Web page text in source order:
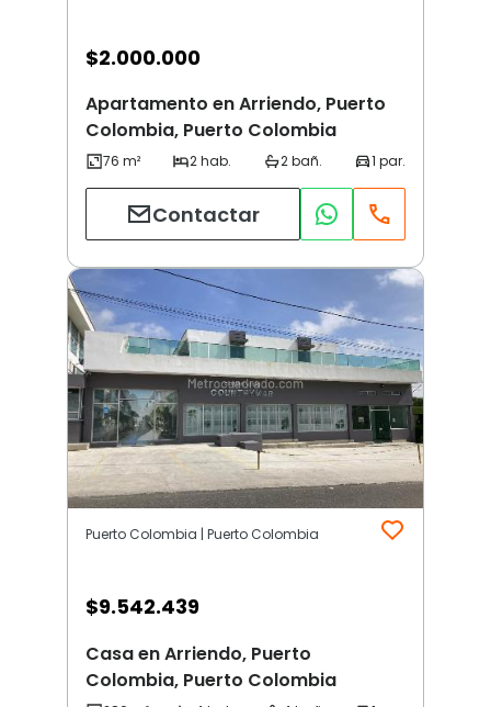
$2.000.000
Apartamento en Arriendo, Puerto
Colombia, Puerto Colombia
Contactar
Puerto Colombia | Puerto Colombia
$9.542.439
Casa en Arriendo, Puerto
Colombia, Puerto Colombia